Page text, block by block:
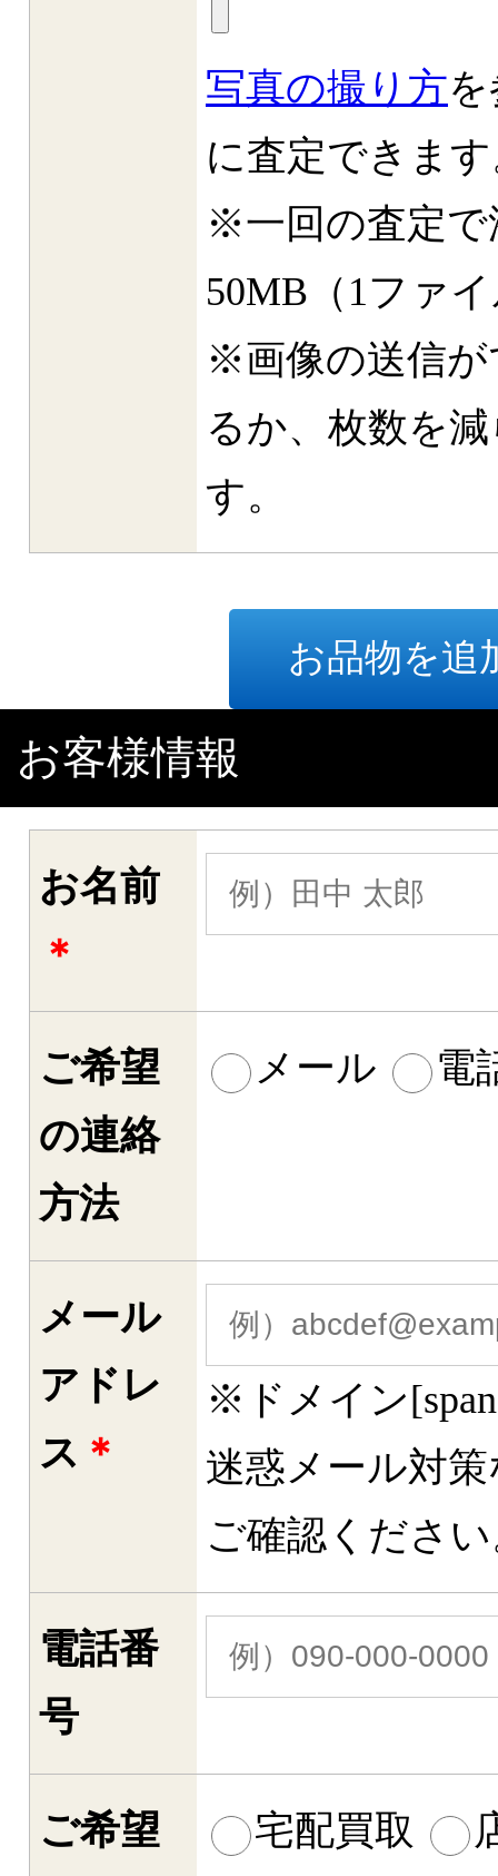
写真の撮り方
に査定できま
※一回の査定で
50MB（1ファ
※画像の送信が
るか、枚数を
す。
お品物を追
お客様情報
お名前
＊
ご希望
の連絡
方法
メール 電
メール
アドレ
ス ＊
※ドメイン
迷惑メール対
ご確認くださ
電話番
号
ご希望 宅配買取